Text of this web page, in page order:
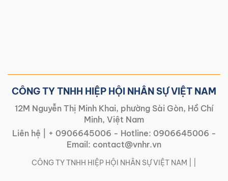
CÔNG TY TNHH HIỆP HỘI NHÂN SỰ VIỆT NAM
12M Nguyễn Thị Minh Khai, phường Sài Gòn, Hồ Chí
Minh, Việt Nam
Liên hệ |
+ 0906645006 - Hotline: 0906645006 -
Email: contact@vnhr.vn
CÔNG TY TNHH HIỆP HỘI NHÂN SỰ VIỆT NAM | |